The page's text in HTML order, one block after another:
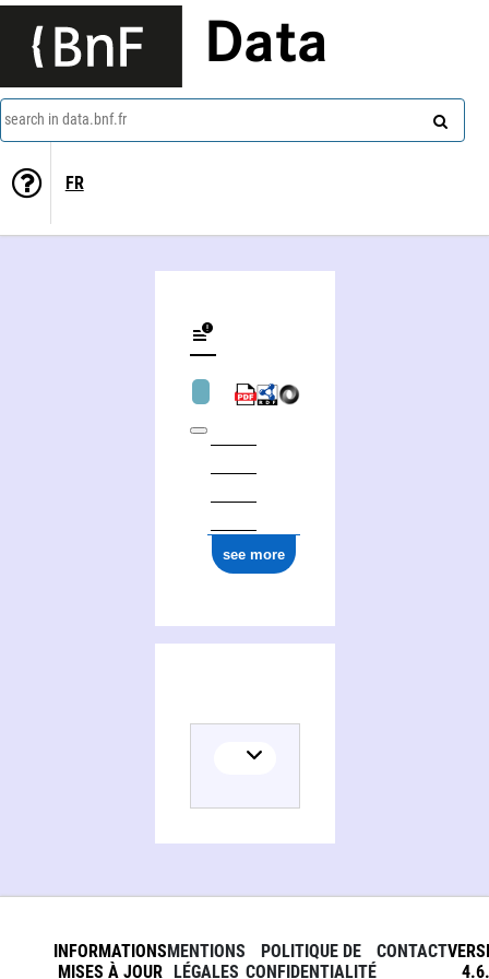
Data
search in data.bnf.fr
FR
see more
INFORMATIONS
MISES À JOUR
MENTIONS
LÉGALES
POLITIQUE DE
CONFIDENTIALITÉ
CONTACT